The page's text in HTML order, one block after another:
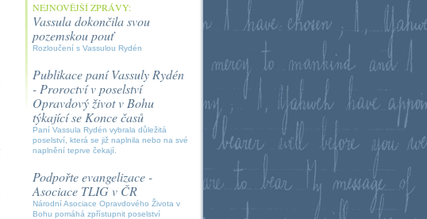
NEJNOVĚJŠÍ ZPRÁVY:
Vassula dokončila svou
pozemskou pouť
Rozloučení s Vassulou Rydén
Publikace paní Vassuly Rydén
- Proroctví v poselství
Opravdový život v Bohu
týkající se Konce časů
Paní Vassula Rydén vybrala důležitá
poselství, která se již naplnila nebo na své
naplnění teprve čekají.
Podpořte evangelizace -
Asociace TLIG v ČR
Národní Asociace Opravdového Života v
Bohu pomáhá zpřístupnit poselství